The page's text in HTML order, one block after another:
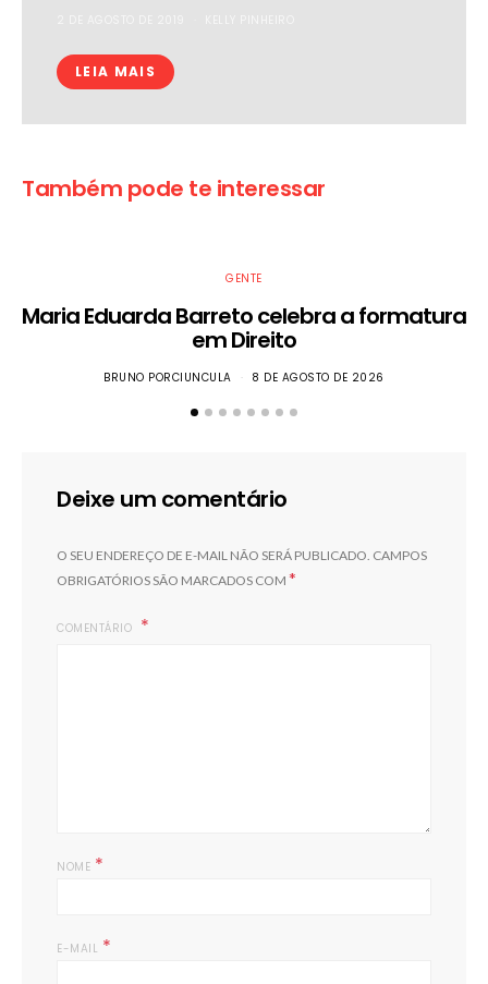
LEIA MAIS
Também pode te interessar
GENTE
Maria Eduarda Barreto celebra a formatura
em Direito
BRUNO PORCIUNCULA 8 DE AGOSTO DE 2026
Deixe um comentário
O SEU ENDEREÇO DE E-MAIL NÃO SERÁ PUBLICADO. CAMPOS
OBRIGATÓRIOS SÃO MARCADOS COM *
COMENTÁRIO
NOME *
E-MAIL *